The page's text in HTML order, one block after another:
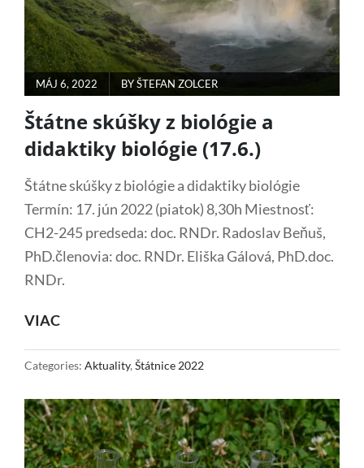
POSTED
ON
MÁJ 6, 2022 BYŠTEFAN ZOLCER
Štátne skúšky z biológie a
didaktiky biológie (17.6.)
Štátne skúšky z biológie a didaktiky biológie
Termín: 17. jún 2022 (piatok) 8,30h Miestnosť:
CH2-245 predseda: doc. RNDr. Radoslav Beňuš,
PhD.členovia: doc. RNDr. Eliška Gálová, PhD.doc.
RNDr.
VIACŠTÁTNE
Z
A
DIDAKTIKY
BIOLÓGIE
Categories: Aktuality, Štátnice 2022